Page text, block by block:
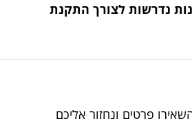
נדרשות לצורך התקנת
פרטים ונחזור אליכם